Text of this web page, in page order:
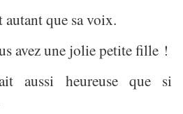
autant que sa voix.
avez une jolie petite fille !
aussi heureuse que si